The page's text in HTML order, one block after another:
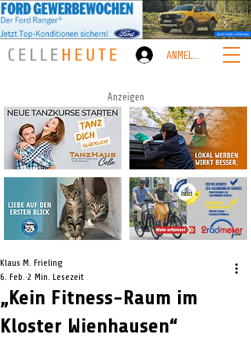
ANMELDEN
Anzeigen
„Kein Fitness-Raum im
Kloster Wienhausen“
Klaus M. Frieling
6. Feb. 2 Min. Lesezeit